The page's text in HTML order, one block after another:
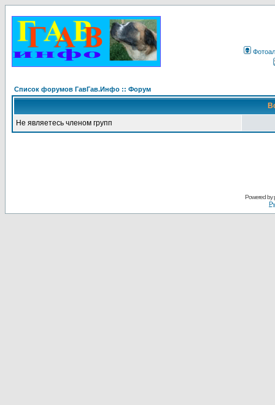
Список форумов ГавГав.Инфо :: Форум
Не являетесь членом групп
Powered by